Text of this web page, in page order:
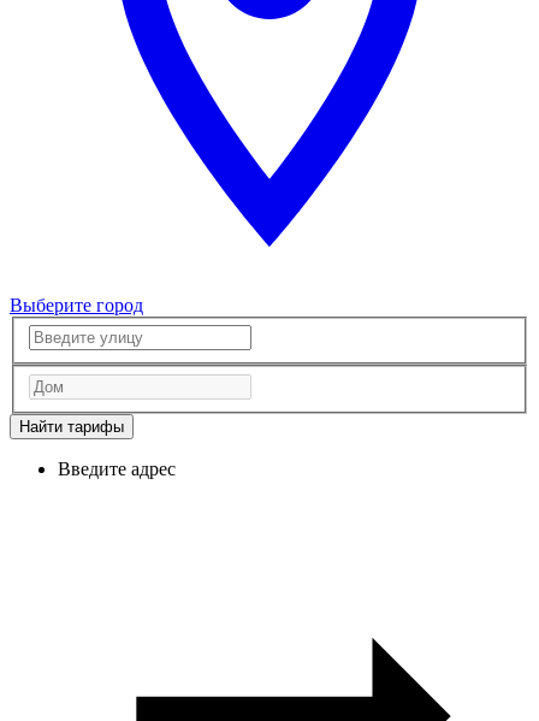
Выберите город
Найти тарифы
Введите адрес